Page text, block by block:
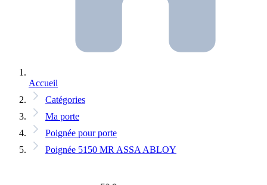
Accueil
Catégories
Ma porte
Poignée pour porte
Poignée 5150 MR ASSA ABLOY